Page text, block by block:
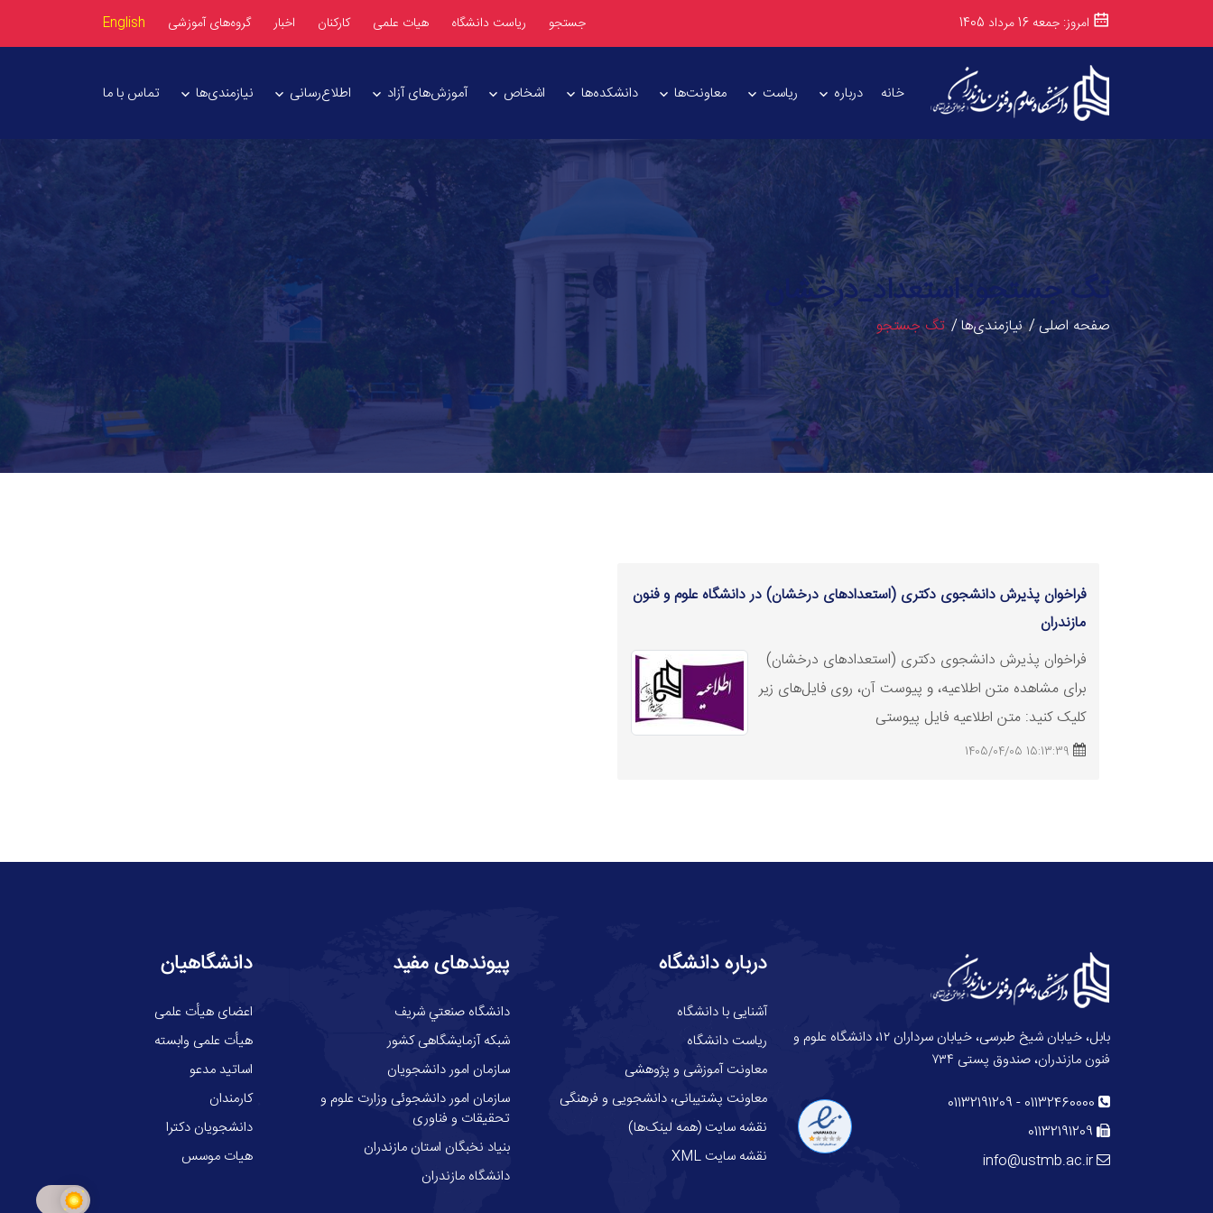
امروز: جمعه 16 مرداد 1405 جستجو ریاست دانشگاه هیات علمی کارکنان اخبار گروه‌های آموزشی English
خانه درباره ریاست معاونت‌ها دانشکده‌ها اشخاص آموزش‌های آزاد اطلاع‌رسانی نیازمندی‌ها تماس با ما
تگ جستجو: استعداد_درخشان
صفحه اصلی نیازمندی‌ها تگ جستجو
فراخوان پذیرش دانشجوی دکتری (استعدادهای درخشان) در دانشگاه علوم و فنون
مازندران
فراخوان پذیرش دانشجوی دکتری (استعدادهای درخشان)
برای مشاهده متن اطلاعیه، و پیوست آن، روی فایل‌های زیر
کلیک کنید: متن اطلاعیه فایل پیوستی
15:13:39 1405/04/05
بابل، خیابان شیخ طبرسی، خیابان سرداران ۱۲، دانشگاه علوم و
فنون مازندران، صندوق پستی ۷۳۴
01132460000
-
01132191209
01132191209
info@ustmb.ac.ir
درباره دانشگاه
آشنایی با دانشگاه
ریاست دانشگاه
معاونت آموزشی و پژوهشی
معاونت پشتیبانی، دانشجویی و فرهنگی
نقشه سایت (همه لینک‌ها)
نقشه سایت XML
پیوندهای مفید
دانشگاه صنعتي شريف
شبکه آزمایشگاهی کشور
سازمان امور دانشجویان
سازمان امور دانشجوئی وزارت علوم و
تحقیقات و فناوری
بنیاد نخبگان استان مازندران
دانشگاه مازندران
دانشگاهیان
اعضای هیأت علمی
هیأت علمی وابسته
اساتید مدعو
کارمندان
دانشجویان دکترا
هیات موسس